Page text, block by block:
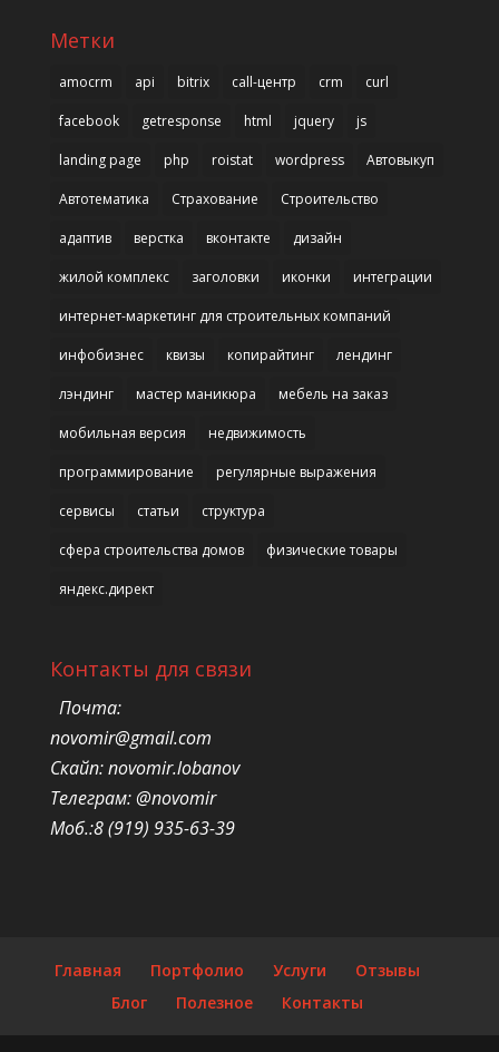
Метки
amocrm api bitrix call-центр crm curl
facebook getresponse html jquery js
landing page php roistat wordpress Автовыкуп
Автотематика Страхование Строительство
адаптив верстка вконтакте дизайн
жилой комплекс заголовки иконки интеграции
интернет-маркетинг для строительных компаний
инфобизнес квизы копирайтинг лендинг
лэндинг мастер маникюра мебель на заказ
мобильная версия недвижимость
программирование регулярные выражения
сервисы статьи структура
сфера строительства домов физические товары
яндекс.директ
Контакты для связи
Почта:
novomir@gmail.com
Скайп: novomir.lobanov
Телеграм: @novomir
Моб.:8 (919) 935-63-39
Главная Портфолио Услуги
Отзывы
Блог
Полезное Контакты